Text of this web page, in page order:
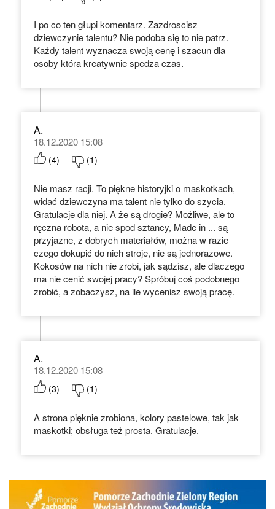
I po co ten głupi komentarz. Zazdroscisz
dziewczynie talentu? Nie podoba się to nie patrz.
Każdy talent wyznacza swoją cenę i szacun dla
osoby która kreatywnie spedza czas.
A.
18.12.2020 15:08
(4) (1)
Nie masz racji. To piękne historyjki o maskotkach,
widać dziewczyna ma talent nie tylko do szycia.
Gratulacje dla niej. A że są drogie? Możliwe, ale to
ręczna robota, a nie spod sztancy, Made in ... są
przyjazne, z dobrych materiałów, można w razie
czego dokupić do nich stroje, nie są jednorazowe.
Kokosów na nich nie zrobi, jak sądzisz, ale dlaczego
ma nie cenić swojej pracy? Spróbuj coś podobnego
zrobić, a zobaczysz, na ile wycenisz swoją pracę.
A.
18.12.2020 15:08
(3) (1)
A strona pięknie zrobiona, kolory pastelowe, tak jak
maskotki; obsługa też prosta. Gratulacje.